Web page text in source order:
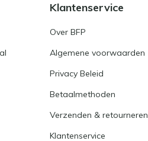
Klantenservice
Over BFP
Algemene voorwaarden
Privacy Beleid
Betaalmethoden
Verzenden & retourneren
Klantenservice